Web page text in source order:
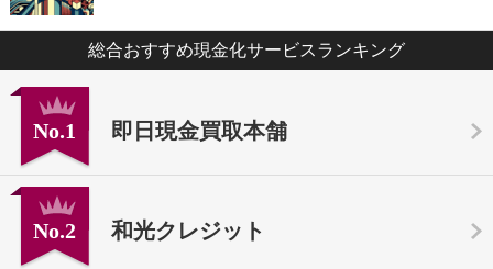
総合おすすめ現金化サービスランキング
No.1 即日現金買取本舗
No.2 和光クレジット